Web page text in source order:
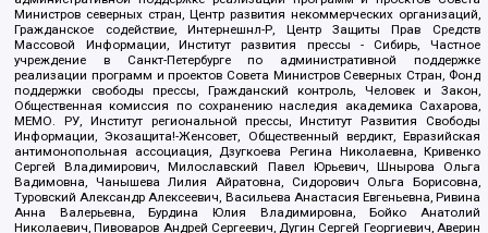
Министров северных стран, Центр развития некоммерческих организаций,
Гражданское содействие, Интернешнл-Р, Центр Защиты Прав Средств
Массовой Информации, Институт развития прессы - Сибирь, Частное
учреждение в Санкт-Петербурге по административной поддержке
реализации программ и проектов Совета Министров Северных Стран, Фонд
поддержки свободы прессы, Гражданский контроль, Человек и Закон,
Общественная комиссия по сохранению наследия академика Сахарова,
МЕМО. РУ, Институт региональной прессы, Институт Развития Свободы
Информации, Экозащита!-Женсовет, Общественный вердикт, Евразийская
антимонопольная ассоциация, Дзугкоева Регина Николаевна, Кривенко
Сергей Владимирович, Милославский Павел Юрьевич, Шнырова Ольга
Вадимовна, Чанышева Лилия Айратовна, Сидорович Ольга Борисовна,
Туровский Александр Алексеевич, Васильева Анастасия Евгеньевна, Ривина
Анна Валерьевна, Бурдина Юлия Владимировна, Бойко Анатолий
Николаевич, Пивоваров Андрей Сергеевич, Дугин Сергей Георгиевич, Аверин